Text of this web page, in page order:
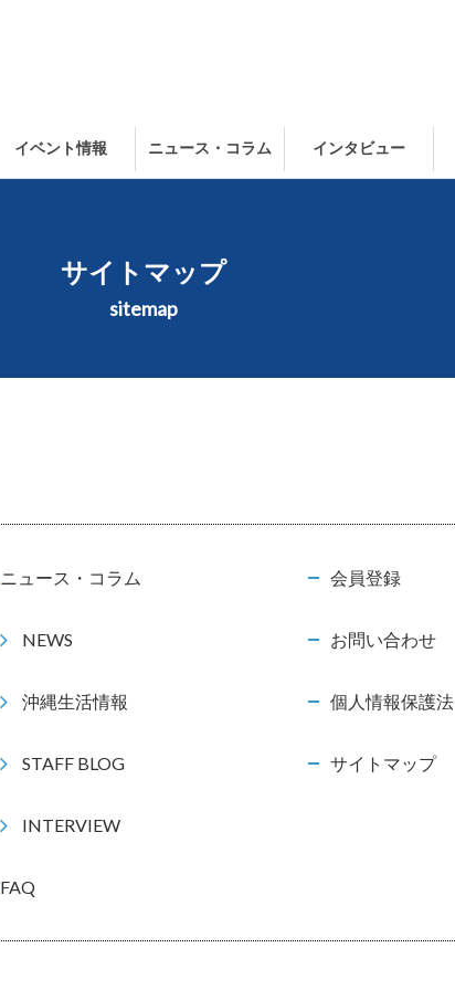
イベント情報 ニュース・コラム インタビュー
サイトマップ
sitemap
ニュース・コラム
NEWS
沖縄生活情報
STAFF BLOG
INTERVIEW
FAQ
会員登録
お問い合わせ
個人情報保護法
サイトマップ